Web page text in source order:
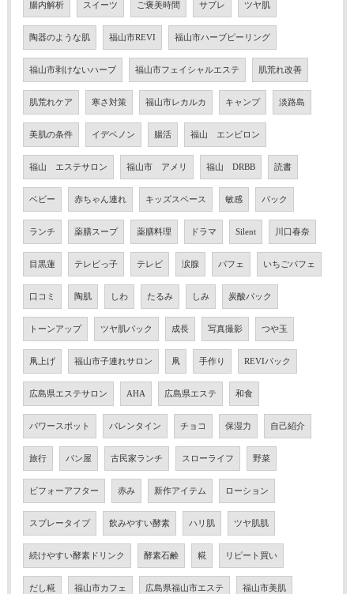
腸内解析 スイーツ ご褒美時間 サブレ ツヤ肌
陶器のような肌 福山市REVI 福山市ハーブピーリング
福山市剥けないハーブ 福山市フェイシャルエステ 肌荒れ改善
肌荒れケア 寒さ対策 福山市レカルカ キャンプ 淡路島
美肌の条件 イデベノン 腸活 福山 エンビロン
福山 エステサロン 福山市 アメリ 福山 DRBB 読書
ベビー 赤ちゃん連れ キッズスペース 敏感 パック
ランチ 薬膳スープ 薬膳料理 ドラマ Silent 川口春奈
目黒蓮 テレビっ子 テレビ 涙腺 パフェ いちごパフェ
口コミ 陶肌 しわ たるみ しみ 炭酸パック
トーンアップ ツヤ肌パック 成長 写真撮影 つや玉
凧上げ 福山市子連れサロン 凧 手作り REVIパック
広島県エステサロン AHA 広島県エステ 和食
パワースポット バレンタイン チョコ 保湿力 自己紹介
旅行 パン屋 古民家ランチ スローライフ 野菜
ビフォーアフター 赤み 新作アイテム ローション
スプレータイプ 飲みやすい酵素 ハリ肌 ツヤ肌肌
続けやすい酵素ドリンク 酵素石鹸 糀 リピート買い
だし糀 福山市カフェ 広島県福山市エステ 福山市美肌